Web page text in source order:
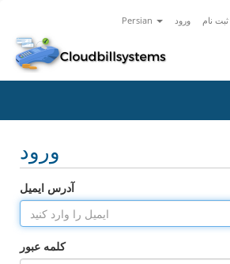
Persian ورود ثبت نام
ورود
آدرس ایمیل
کلمه عبور